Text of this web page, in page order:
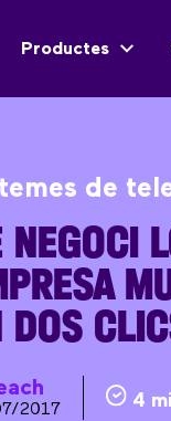
Productes
de
NEGOCI
DOS
2017 4